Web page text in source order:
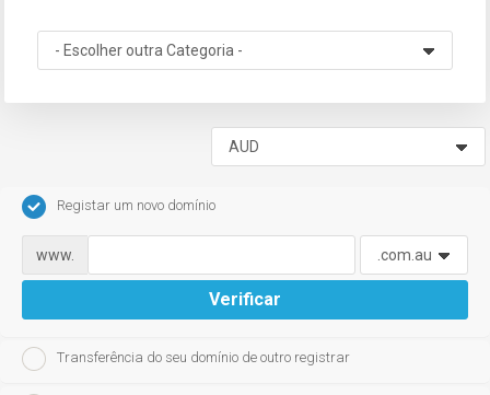
Registar um novo domínio
www.
Verificar
Transferência do seu domínio de outro registrar